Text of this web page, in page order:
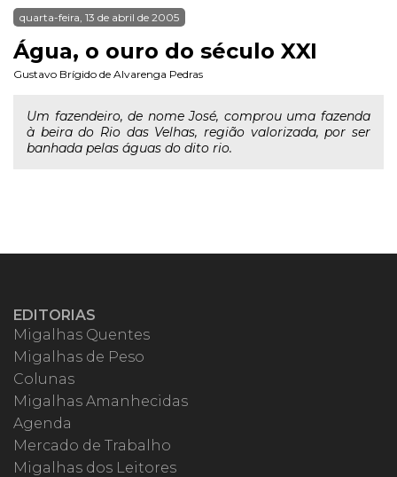
quarta-feira, 13 de abril de 2005
Água, o ouro do século XXI
Gustavo Brígido de Alvarenga Pedras
Um fazendeiro, de nome José, comprou uma fazenda
à beira do Rio das Velhas, região valorizada, por ser
banhada pelas águas do dito rio.
EDITORIAS
Migalhas Quentes
Migalhas de Peso
Colunas
Migalhas Amanhecidas
Agenda
Mercado de Trabalho
Migalhas dos Leitores